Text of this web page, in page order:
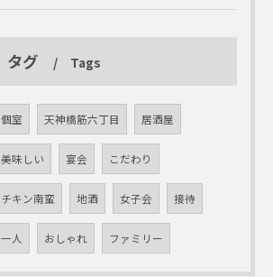
タグ Tags
個室 天神橋筋六丁目 居酒屋
美味しい 宴会 こだわり
チキン南蛮 地酒 女子会 接待
一人 おしゃれ ファミリー